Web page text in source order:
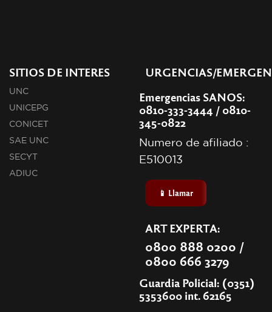
SITIOS DE INTERES
UNC
UNICEPG
CONICET
SAE UNC
SECYT
ADIUC
URGENCIAS/
Emergencias SANOS:
0810-333-3444 / 0810-
345-0822
Numero de afiliado :
E510013
📱 Llamar
ART EXPERTA:
0800 888 0200 /
0800 666 3279
Guardia Policial: (0351)
5353600 int. 62165